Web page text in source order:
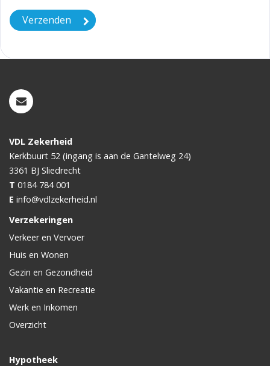
VDL Zekerheid
Kerkbuurt 52 (ingang is aan de Gantelweg 24)
3361 BJ Sliedrecht
T 0184 784 001
E info@vdlzekerheid.nl
Verzekeringen
Verkeer en Vervoer
Huis en Wonen
Gezin en Gezondheid
Vakantie en Recreatie
Werk en Inkomen
Overzicht
Hypotheek